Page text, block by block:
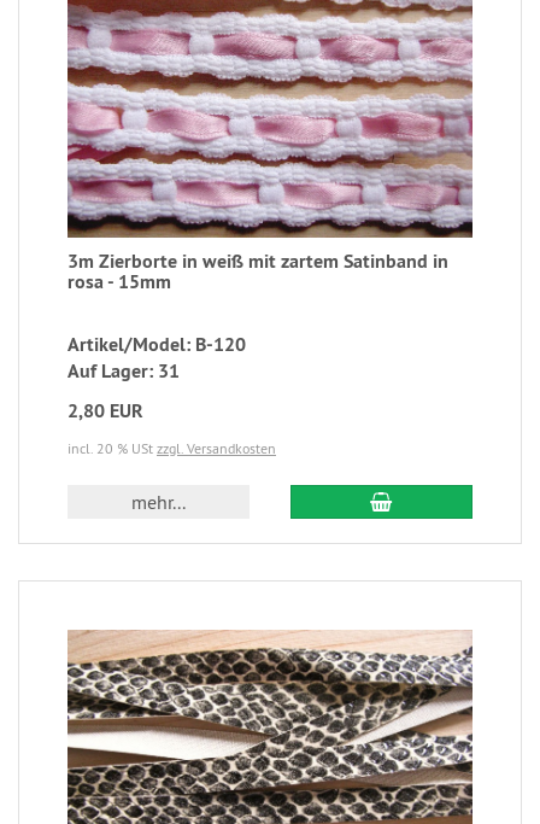
3m Zierborte in weiß mit zartem Satinband in
rosa - 15mm
Artikel/Model: B-120
Auf Lager: 31
2,80 EUR
incl. 20 % USt zzgl. Versandkosten
mehr...